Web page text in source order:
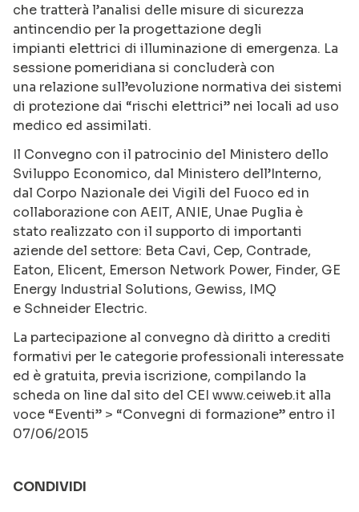
chetratterà l’analisi delle misure di sicurezza
antincendio per la progettazione degli
impianti elettrici di illuminazione di emergenza. La
sessione pomeridiana si concluderà con
una relazione sull’evoluzione normativa dei sistemi
di protezione dai “rischi elettrici” nei locali ad uso
medico ed assimilati.
Il Convegno con il patrocinio del Ministero dello
Sviluppo Economico, dal Ministero dell’Interno,
dal Corpo Nazionale dei Vigili del Fuoco ed in
collaborazione con AEIT, ANIE, Unae Puglia è
stato realizzato con il supporto di importanti
aziende del settore: Beta Cavi, Cep, Contrade,
Eaton, Elicent, Emerson Network Power, Finder, GE
Energy Industrial Solutions, Gewiss, IMQ
e Schneider Electric.
La partecipazione al convegno dà diritto a crediti
formativi per le categorie professionali interessate
ed è gratuita, previa iscrizione, compilando la
scheda on line dal sito del CEI www.ceiweb.it alla
voce “Eventi” > “Convegni di formazione” entro il
07/06/2015
CONDIVIDI